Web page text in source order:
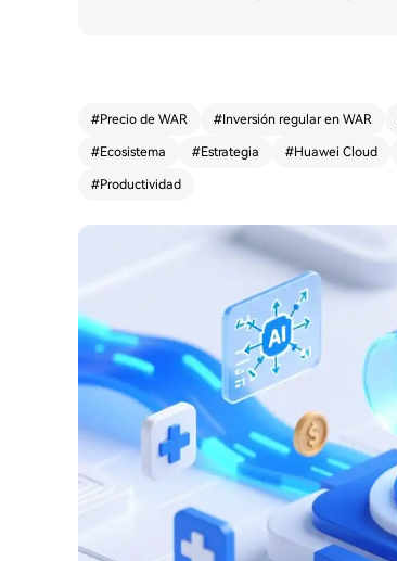
#Precio de WAR #Inversión regular en WAR
#Ecosistema #Estrategia #Huawei Cloud
#Productividad